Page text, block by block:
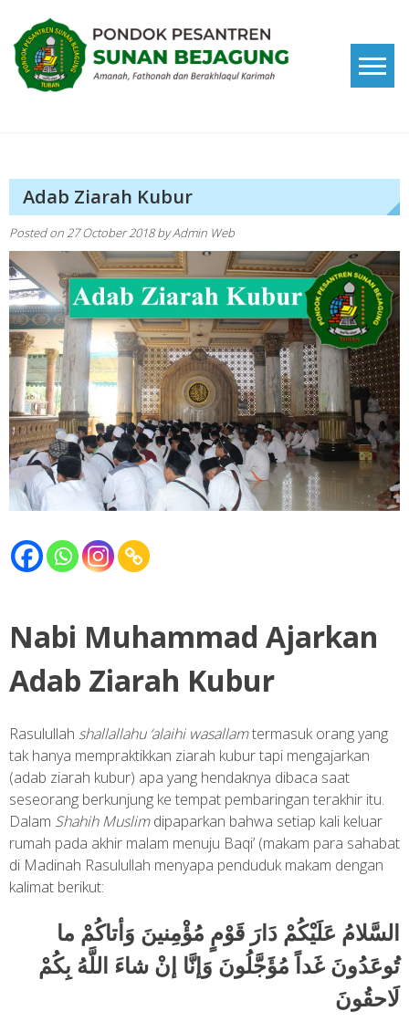
content
Adab Ziarah Kubur
Posted on 27 October 2018byAdmin Web
Nabi Muhammad Ajarkan
Adab Ziarah Kubur
Rasulullah shallallahu ‘alaihi wasallamtermasuk orang yang
tak hanya mempraktikkan ziarah kubur tapi mengajarkan
(adab ziarah kubur) apa yang hendaknya dibaca saat
seseorang berkunjung ke tempat pembaringan terakhir itu.
Dalam Shahih Muslimdipaparkan bahwa setiap kali keluar
rumah pada akhir malam menuju Baqi’ (makam para sahabat
di Madinah Rasulullah menyapa penduduk makam dengan
kalimat berikut:
السَّلامُ عَلَيْكُمْ دَارَ قَوْمٍ مُؤْمِنينَ وَأتاكُمْ ما
تُوعَدُونَ غَداً مُؤَجَّلُونَ وَإنَّا إنْ شاءَ اللَّهُ بِكُمْ
لَاحقُونَ